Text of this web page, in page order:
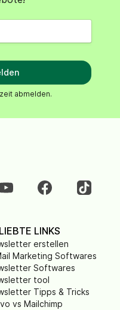
abmelden.
LINKS
erstellen
Marketing Softwares
Softwares
tool
Tipps & Tricks
vs Mailchimp